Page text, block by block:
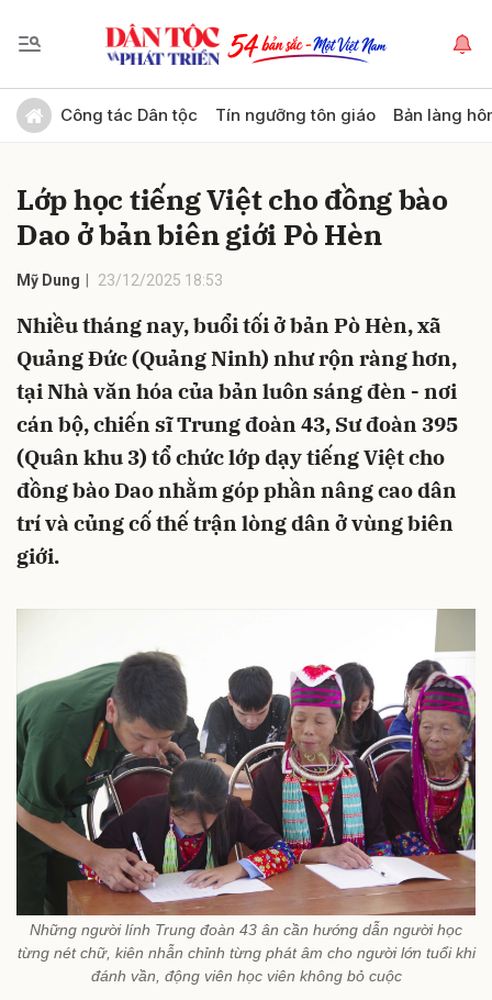
Công tác Dân tộc Tín ngưỡng tôn giáo Bản làng
Lớp học tiếng Việt cho đồng bào
Dao ở bản biên giới Pò Hèn
Mỹ Dung 23/12/2025 18:53
Nhiều tháng nay, buổi tối ở bản Pò Hèn, xã
Quảng Đức (Quảng Ninh) như rộn ràng hơn,
tại Nhà văn hóa của bản luôn sáng đèn - nơi
cán bộ, chiến sĩ Trung đoàn 43, Sư đoàn 395
(Quân khu 3) tổ chức lớp dạy tiếng Việt cho
đồng bào Dao nhằm góp phần nâng cao dân
trí và củng cố thế trận lòng dân ở vùng biên
giới.
Những người lính Trung đoàn 43 ân cần hướng dẫn người học
từng nét chữ, kiên nhẫn chỉnh từng phát âm cho người lớn tuổi khi
đánh vần, động viên học viên không bỏ cuộc
Gửi bình luận
Hủy Gửi